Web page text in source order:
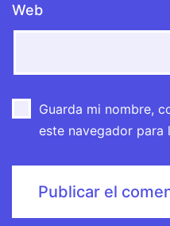
Web
Guarda mi nombre,
este navegador para